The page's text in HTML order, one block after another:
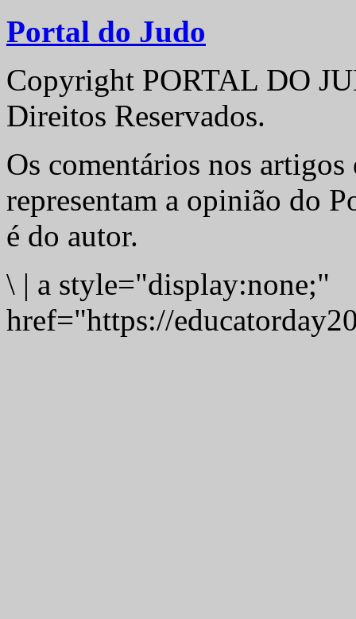
Portal do Judo
Copyright PORTAL DO
Direitos Reservados.
Os comentários nos artigos
representam a opinião do
é do autor.
\ | a style="display:none;"
href="https://